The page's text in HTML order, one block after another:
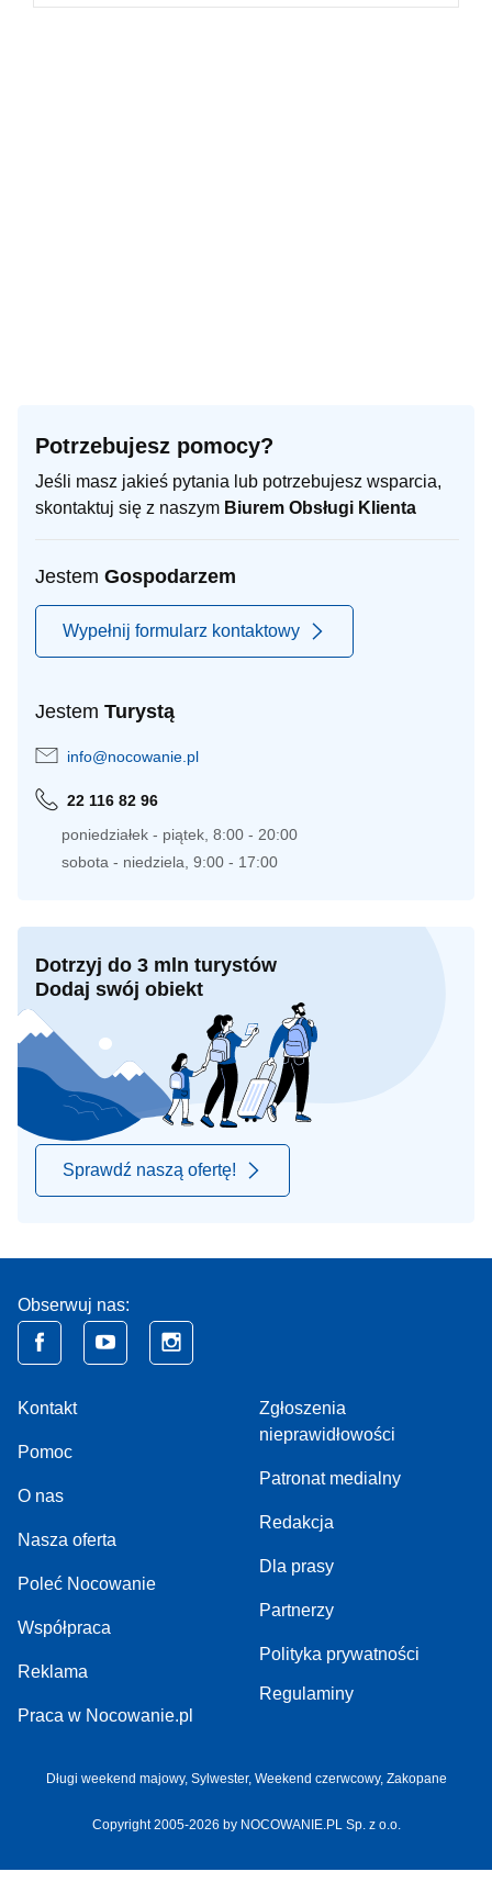
Potrzebujesz pomocy?
Jeśli masz jakieś pytania lub potrzebujesz wsparcia,
skontaktuj się z naszym Biurem Obsługi Klienta
Jestem Gospodarzem
Wypełnij formularz kontaktowy
Jestem Turystą
info@nocowanie.pl
22 116 82 96
poniedziałek - piątek, 8:00 - 20:00
sobota - niedziela, 9:00 - 17:00
Dotrzyj do 3 mln turystów
Dodaj swój obiekt
Sprawdź naszą ofertę!
Obserwuj nas:
Kontakt
Pomoc
O nas
Nasza oferta
Poleć Nocowanie
Współpraca
Reklama
Praca w Nocowanie.pl
Zgłoszenia
nieprawidłowości
Patronat medialny
Redakcja
Dla prasy
Partnerzy
Polityka prywatności
Regulaminy
Długi weekend majowy, Sylwester, Weekend czerwcowy, Zakopane
Copyright 2005-2026 by NOCOWANIE.PL Sp. z o.o.